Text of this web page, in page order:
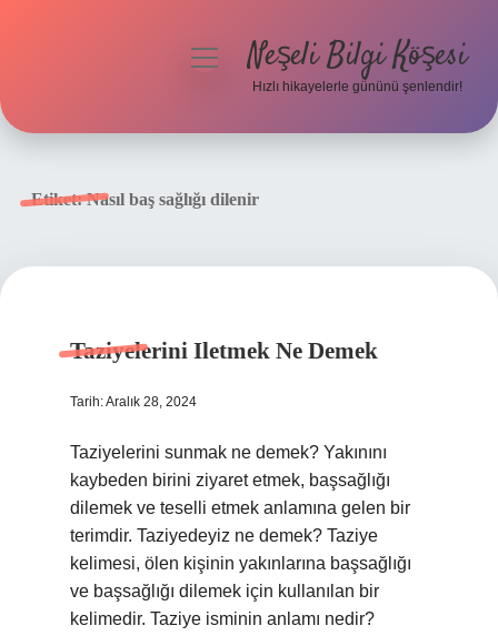
menüyüNeşeli Bilgi Köşesi
Hızlı hikayelerle gününü şenlendir!
Etiket:Nasıl baş sağlığı dilenir
Taziyelerini Iletmek Ne Demek
Tarih: Aralık 28, 2024
Taziyelerini sunmak ne demek? Yakınını
kaybeden birini ziyaret etmek, başsağlığı
dilemek ve teselli etmek anlamına gelen bir
terimdir. Taziyedeyiz ne demek? Taziye
kelimesi, ölen kişinin yakınlarına başsağlığı
ve başsağlığı dilemek için kullanılan bir
kelimedir. Taziye isminin anlamı nedir?